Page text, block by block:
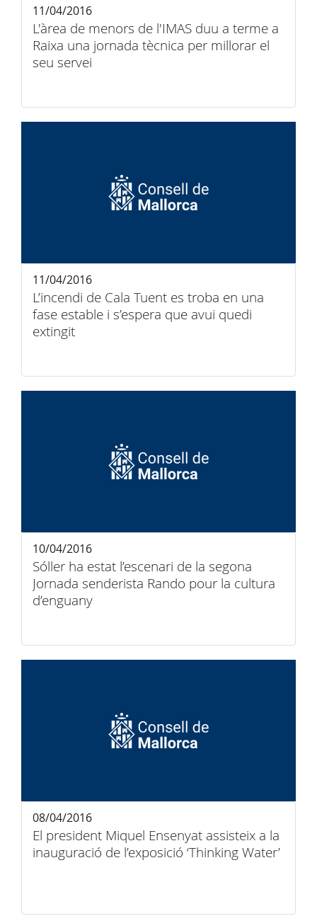
L'àrea de menors de l'IMAS duu a terme a
Raixa una jornada tècnica per millorar el
seu servei
11/04/2016
L’incendi de Cala Tuent es troba en una
fase estable i s’espera que avui quedi
extingit
11/04/2016
Sóller ha estat l’escenari de la segona
Jornada senderista Rando pour la cultura
d’enguany
10/04/2016
El president Miquel Ensenyat assisteix a la
inauguració de l’exposició ‘Thinking Water’
08/04/2016